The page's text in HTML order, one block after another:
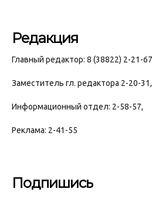
Редакция
Главный редактор: 8 (38822) 2-21-
Заместитель гл. редактора 2-20-31,
Информационный отдел: 2-58-57,
Реклама: 2-41-55
Подпишись